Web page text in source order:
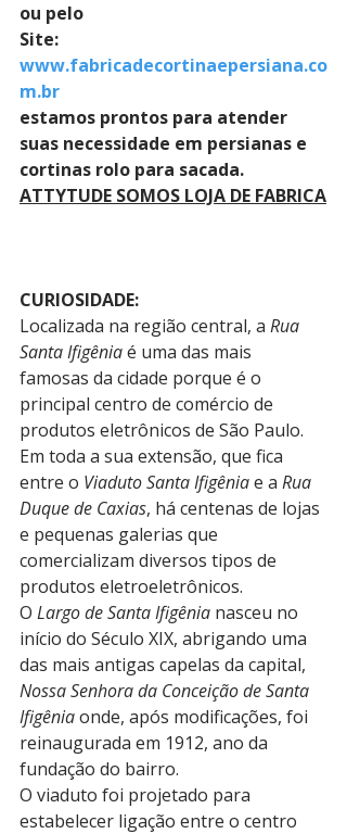
ou pelo
Site:
www.fabricadecortinaepersiana.co
m.br
estamos prontos para atender
suas necessidade em persianas e
cortinas rolo para sacada.
ATTYTUDE SOMOS LOJA DE FABRICA
CURIOSIDADE:
Localizada na região central, a Rua
Santa Ifigênia é uma das mais
famosas da cidade porque é o
principal centro de comércio de
produtos eletrônicos de São Paulo.
Em toda a sua extensão, que fica
entre o Viaduto Santa Ifigênia e a Rua
Duque de Caxias, há centenas de lojas
e pequenas galerias que
comercializam diversos tipos de
produtos eletroeletrônicos.
O Largo de Santa Ifigênia nasceu no
início do Século XIX, abrigando uma
das mais antigas capelas da capital,
Nossa Senhora da Conceição de Santa
Ifigênia onde, após modificações, foi
reinaugurada em 1912, ano da
fundação do bairro.
O viaduto foi projetado para
estabelecer ligação entre o centro